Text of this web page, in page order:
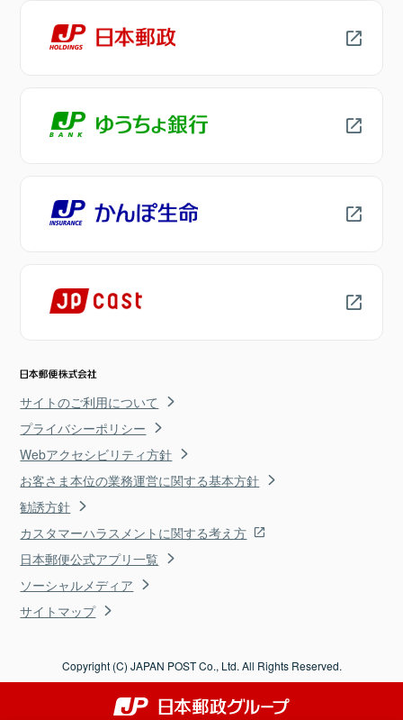
サイトのご利用について
プライバシーポリシー
Webアクセシビリティ方針
お客さま本位の業務運営に関する基本方針
勧誘方針
カスタマーハラスメントに関する考え方
日本郵便公式アプリ一覧
ソーシャルメディア
サイトマップ
Copyright (C) JAPAN POST Co., Ltd. All Rights Reserved.